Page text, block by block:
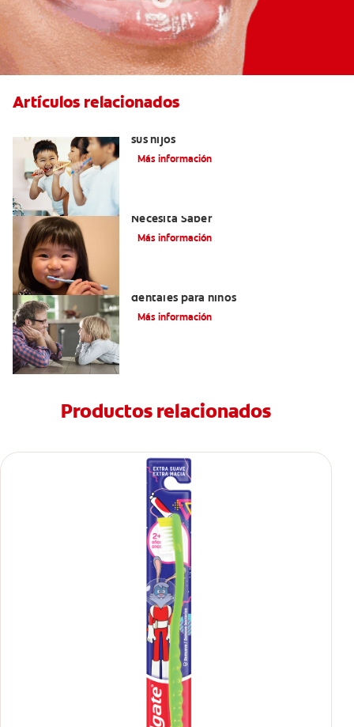
Artículos relacionados
sus hijos
Más información
Necesita Saber
Más información
dentales para niños
Más información
Productos relacionados